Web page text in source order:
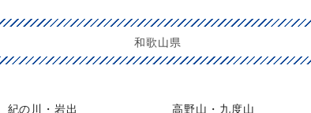
和歌山県
紀の川・岩出 高野山・九度山